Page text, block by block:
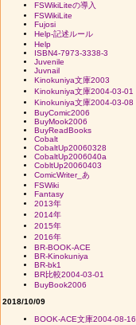
FSWikiLiteの導入
FSWikiLite
Fujosi
Help-記述ルール
Help
ISBN4-7973-3338-3
Juvenile
Juvnail
Kinokuniya文庫2003
Kinokuniya文庫2004-03-01
Kinokuniya文庫2004-03-08
BuyComic2006
BuyMook2006
BuyReadBooks
Cobalt
CobaltUp20060328
CobaltUp2006040a
CobltUp20060403
ComicWriter_あ
FSWiki
Fantasy
2013年
2014年
2015年
2016年
BR-BOOK-ACE
BR-Kinokuniya
BR-bk1
BR比較2004-03-01
BuyBook2006
2018/10/09
BOOK-ACE文庫2004-08-16